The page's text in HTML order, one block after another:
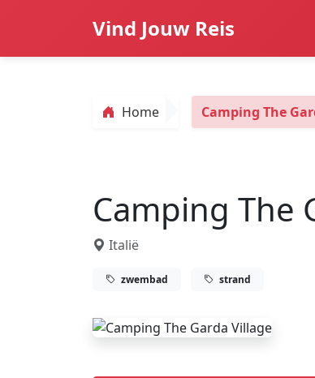
Vind Jouw Reis
Home Camping The
Camping The
Italië
zwembad strand